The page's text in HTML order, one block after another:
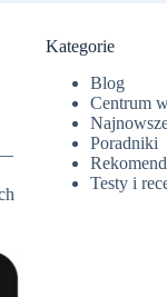
—
Kategorie
Blog
Centrum
Poradniki
Testy i